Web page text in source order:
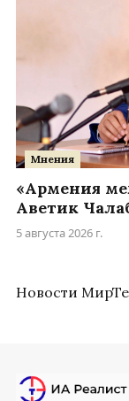
Мнения
«Армения
Аветик
5 августа 2026 г.
Новости